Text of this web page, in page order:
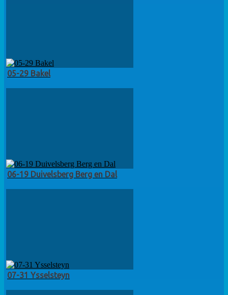
05-29 Bakel
06-19 Duivelsberg Berg en Dal
07-31 Ysselsteyn